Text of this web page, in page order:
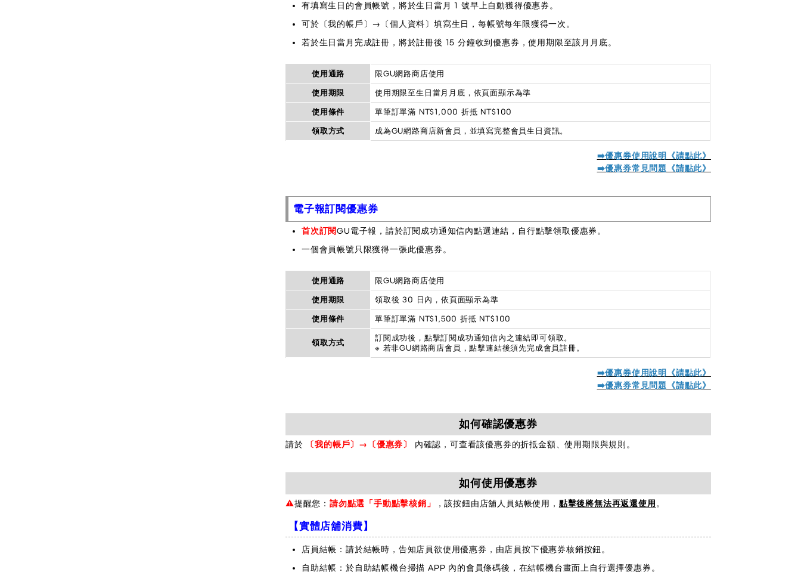
有填寫生日的會員帳號，將於生日當月 1 號早上自動獲得優惠券。
可於〔我的帳戶〕→〔個人資料〕填寫生日，每帳號每年限獲得一次。
若於生日當月完成註冊，將於註冊後 15 分鐘收到優惠券，使用期限至該月月底。
使用通路
限GU網路商店使用
使用期限
使用期限至生日當月月底，依頁面顯示為準
使用條件
單筆訂單滿 NT$1,000 折抵 NT$100
領取方式
成為GU網路商店新會員，並填寫完整會員生日資訊。
➡️優惠券使用說明《請點此》
➡️優惠券常見問題《請點此》
電子報訂閱優惠券
首次訂閱GU電子報，請於訂閱成功通知信內點選連結，自行點擊領取優惠券。
一個會員帳號只限獲得一張此優惠券。
使用通路
限GU網路商店使用
使用期限
領取後 30 日內，依頁面顯示為準
使用條件
單筆訂單滿 NT$1,500 折抵 NT$100
領取方式
訂閱成功後，點擊訂閱成功通知信內之連結即可領取。
※ 若非GU網路商店會員，點擊連結後須先完成會員註冊。
➡️優惠券使用說明《請點此》
➡️優惠券常見問題《請點此》
如何確認優惠券
請於 〔我的帳戶〕→〔優惠券〕 內確認，可查看該優惠券的折抵金額、使用期限與規則。
如何使用優惠券
⚠️提醒您：請勿點選「手動點擊核銷」 ，該按鈕由店舖人員結帳使用， 點擊後將無法再返還使用 。
【實體店舖消費】
店員結帳：請於結帳時，告知店員欲使用優惠券，由店員按下優惠券核銷按鈕。
自助結帳：於自助結帳機台掃描 APP 內的會員條碼後，在結帳機台畫面上自行選擇優惠券。